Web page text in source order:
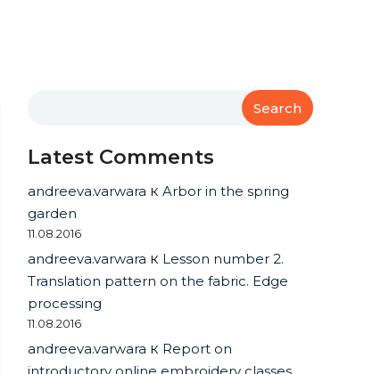
Search
Latest Comments
andreeva.varwara кArbor in the spring
garden
11.08.2016
andreeva.varwara к Lesson number 2.
Translation pattern on the fabric. Edge
processing
11.08.2016
andreeva.varwara к Report on